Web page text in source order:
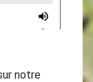
notre